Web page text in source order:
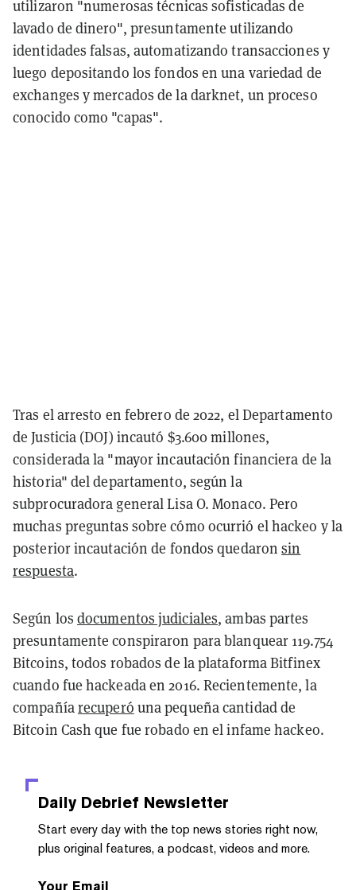
utilizaron "numerosas técnicas sofisticadas de
lavado de dinero", presuntamente utilizando
identidades falsas, automatizando transacciones y
luego depositando los fondos en una variedad de
exchanges y mercados de la darknet, un proceso
conocido como "capas".
Tras el arresto en febrero de 2022, el Departamento
de Justicia (DOJ) incautó $3.600 millones,
considerada la "mayor incautación financiera de la
historia" del departamento, según la
subprocuradora general Lisa O. Monaco. Pero
muchas preguntas sobre cómo ocurrió el hackeo y la
posterior incautación de fondos quedaronsin
respuesta.
Según los documentos judiciales, ambas partes
presuntamente conspiraron para blanquear 119.754
Bitcoins, todos robados de la plataforma Bitfinex
cuando fue hackeada en 2016. Recientemente, la
compañíarecuperó una pequeña cantidad de
Bitcoin Cash que fue robado en el infame hackeo.
Daily Debrief Newsletter
Start every day with the top news stories right now,
plus original features, a podcast, videos and more.
Your Email